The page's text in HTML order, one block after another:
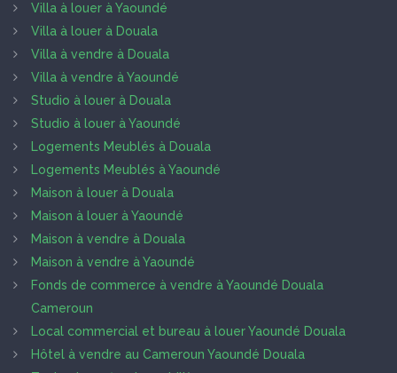
Villa à louer à Yaoundé
Villa à louer à Douala
Villa à vendre à Douala
Villa à vendre à Yaoundé
Studio à louer à Douala
Studio à louer à Yaoundé
Logements Meublés à Douala
Logements Meublés à Yaoundé
Maison à louer à Douala
Maison à louer à Yaoundé
Maison à vendre à Douala
Maison à vendre à Yaoundé
Fonds de commerce à vendre à Yaoundé Douala
Cameroun
Local commercial et bureau à louer Yaoundé Douala
Hôtel à vendre au Cameroun Yaoundé Douala